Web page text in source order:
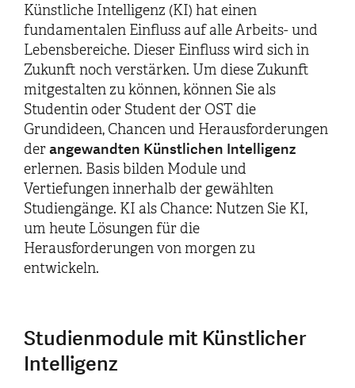
Künstliche Intelligenz (KI) hat einen
fundamentalen Einfluss auf alle Arbeits- und
Lebensbereiche. Dieser Einfluss wird sich in
Zukunft noch verstärken. Um diese Zukunft
mitgestalten zu können, können Sie als
Studentin oder Student der OST die
Grundideen, Chancen und Herausforderungen
derangewandten Künstlichen Intelligenz
erlernen. Basis bilden Module und
Vertiefungen innerhalb der gewählten
Studiengänge. KI als Chance: Nutzen Sie KI,
um heute Lösungen für die
Herausforderungen von morgen zu
entwickeln.
Studienmodule mit Künstlicher
Intelligenz